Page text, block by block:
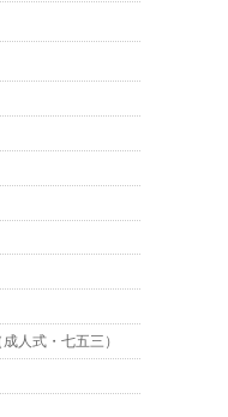
人式・七五三）